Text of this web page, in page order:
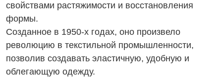
свойствами растяжимости и восстановления
формы.
Созданное в 1950-х годах, оно произвело
революцию в текстильной промышленности,
позволив создавать эластичную, удобную и
облегающую одежду.